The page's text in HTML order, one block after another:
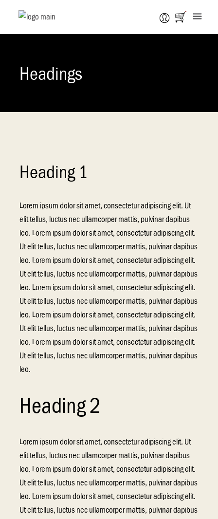
Headings
Heading 1
Lorem ipsum dolor sit amet, consectetur adipiscing elit. Ut
elit tellus, luctus nec ullamcorper mattis, pulvinar dapibus
leo. Lorem ipsum dolor sit amet, consectetur adipiscing elit.
Ut elit tellus, luctus nec ullamcorper mattis, pulvinar dapibus
leo. Lorem ipsum dolor sit amet, consectetur adipiscing elit.
Ut elit tellus, luctus nec ullamcorper mattis, pulvinar dapibus
leo. Lorem ipsum dolor sit amet, consectetur adipiscing elit.
Ut elit tellus, luctus nec ullamcorper mattis, pulvinar dapibus
leo. Lorem ipsum dolor sit amet, consectetur adipiscing elit.
Ut elit tellus, luctus nec ullamcorper mattis, pulvinar dapibus
leo. Lorem ipsum dolor sit amet, consectetur adipiscing elit.
Ut elit tellus, luctus nec ullamcorper mattis, pulvinar dapibus
leo.
Heading 2
Lorem ipsum dolor sit amet, consectetur adipiscing elit. Ut
elit tellus, luctus nec ullamcorper mattis, pulvinar dapibus
leo. Lorem ipsum dolor sit amet, consectetur adipiscing elit.
Ut elit tellus, luctus nec ullamcorper mattis, pulvinar dapibus
leo. Lorem ipsum dolor sit amet, consectetur adipiscing elit.
Ut elit tellus, luctus nec ullamcorper mattis, pulvinar dapibus